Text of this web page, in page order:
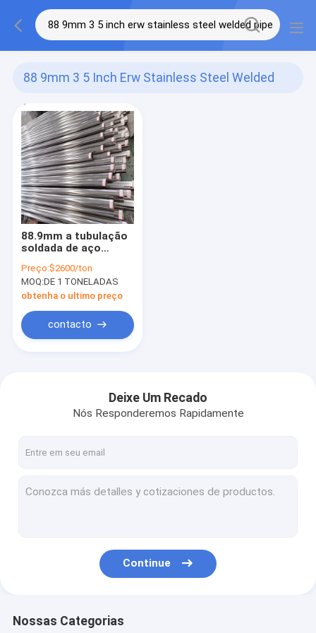
88 9mm 3 5 Inch Erw Stainless Steel Welded
Pipe
(1)
88.9mm a tubulação
soldada de aço
Ss de um Erw de 3,5
polegadas conduzem
a soldadura
Preço:$2600/ton
MOQ:DE 1 TONELADAS
obtenha o ultimo preço
contacto
Deixe Um Recado
Nós Responderemos Rapidamente
Continue
Nossas Categorias